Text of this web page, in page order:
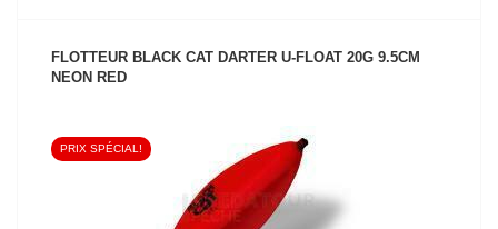
FLOTTEUR BLACK CAT DARTER U-FLOAT 20G 9.5CM
NEON RED
VOIR LE PRODUIT
PRIX SPÉCIAL!